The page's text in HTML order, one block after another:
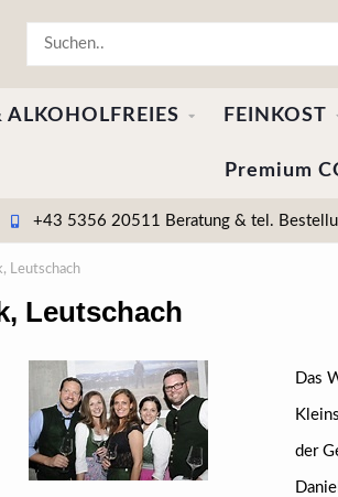
ALKOHOLFREIES FEINKOST
Premium
+43 5356 20511 Beratung & tel.
Leutschach
Leutschach
Das
der